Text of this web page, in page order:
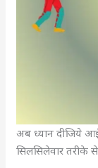
अब ध्यान दीजिये
सिलसिलेवार तरीके